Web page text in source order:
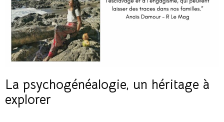
La psychogénéalogie, un héritage à
explorer